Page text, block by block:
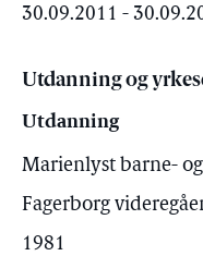
30.09.2011 -
Utdanning og
Utdanning
Marienlyst barne-
Fagerborg
1981